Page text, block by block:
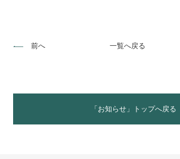
前へ 一覧へ戻る
「お知らせ」トップへ戻る